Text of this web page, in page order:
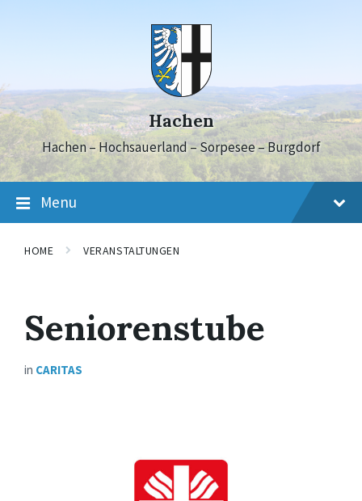
Hachen
Hachen – Hochsauerland – Sorpesee – Burgdorf
Menu
HOME VERANSTALTUNGEN
Seniorenstube
in CARITAS